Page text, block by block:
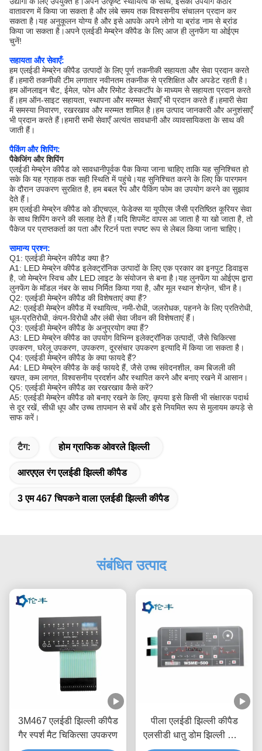
वातावरण में किया जा सकता है और लंबे समय तक विश्वसनीय संचालन प्रदान कर
सकता है।यह अनुकूलन योग्य है और इसे आपके अपने लोगो या ब्रांड नाम से ब्रांड
किया जा सकता है।अपने एलईडी मेम्ब्रेन कीपैड के लिए आज ही लुनफेंग या ओईएम
चुनें!
सहायता और सेवाएँ:
हम एलईडी मेम्ब्रेन कीपैड उत्पादों के लिए पूर्ण तकनीकी सहायता और सेवा प्रदान करते
हैं।हमारी तकनीकी टीम लगातार नवीनतम तकनीक से प्रशिक्षित और अपडेट रहती है।
हम ऑनलाइन चैट, ईमेल, फोन और रिमोट डेस्कटॉप के माध्यम से सहायता प्रदान करते
हैं।हम ऑन-साइट सहायता, स्थापना और मरम्मत सेवाएँ भी प्रदान करते हैं।हमारी सेवा
में समस्या निवारण, रखरखाव और मरम्मत शामिल है।हम उत्पाद जानकारी और अनुशंसाएँ
भी प्रदान करते हैं।हमारी सभी सेवाएँ अत्यंत सावधानी और व्यावसायिकता के साथ की
जाती हैं।
पैकिंग और शिपिंग:
पैकेजिंग और शिपिंग
एलईडी मेम्ब्रेन कीपैड को सावधानीपूर्वक पैक किया जाना चाहिए ताकि यह सुनिश्चित हो
सके कि यह ग्राहक तक सही स्थिति में पहुंचे।यह सुनिश्चित करने के लिए कि पारगमन
के दौरान उपकरण सुरक्षित है, हम बबल रैप और पैकिंग फोम का उपयोग करने का सुझाव
देते हैं।
हम एलईडी मेम्ब्रेन कीपैड को डीएचएल, फेडेक्स या यूपीएस जैसी प्रतिष्ठित कूरियर सेवा
के साथ शिपिंग करने की सलाह देते हैं।यदि शिपमेंट वापस आ जाता है या खो जाता है, तो
पैकेज पर प्राप्तकर्ता का पता और रिटर्न पता स्पष्ट रूप से लेबल किया जाना चाहिए।
सामान्य प्रश्न:
Q1: एलईडी मेम्ब्रेन कीपैड क्या है?
A1: LED मेम्ब्रेन कीपैड इलेक्ट्रॉनिक उत्पादों के लिए एक प्रकार का इनपुट डिवाइस
है, जो मेम्ब्रेन स्विच और LED लाइट के संयोजन से बना है।यह लुनफेंग या ओईएम द्वारा
लुनफेंग के मॉडल नंबर के साथ निर्मित किया गया है, और मूल स्थान शेन्ज़ेन, चीन है।
Q2: एलईडी मेम्ब्रेन कीपैड की विशेषताएं क्या हैं?
A2: एलईडी मेम्ब्रेन कीपैड में स्थायित्व, नमी-रोधी, जलरोधक, पहनने के लिए प्रतिरोधी,
धूल-प्रतिरोधी, कंपन-विरोधी और लंबी सेवा जीवन की विशेषताएं हैं।
Q3: एलईडी मेम्ब्रेन कीपैड के अनुप्रयोग क्या हैं?
A3: LED मेम्ब्रेन कीपैड का उपयोग विभिन्न इलेक्ट्रॉनिक उत्पादों, जैसे चिकित्सा
उपकरण, घरेलू उपकरण, उपकरण, दूरसंचार उपकरण इत्यादि में किया जा सकता है।
Q4: एलईडी मेम्ब्रेन कीपैड के क्या फायदे हैं?
A4: LED मेम्ब्रेन कीपैड के कई फायदे हैं, जैसे उच्च संवेदनशील, कम बिजली की
खपत, कम लागत, विश्वसनीय प्रदर्शन और स्थापित करने और बनाए रखने में आसान।
Q5: एलईडी मेम्ब्रेन कीपैड का रखरखाव कैसे करें?
A5: एलईडी मेम्ब्रेन कीपैड को बनाए रखने के लिए, कृपया इसे किसी भी संक्षारक पदार्थ
से दूर रखें, सीधी धूप और उच्च तापमान से बचें और इसे नियमित रूप से मुलायम कपड़े से
साफ करें।
टैग: होम ग्राफिक ओवरले झिल्ली
आरएएल रंग एलईडी झिल्ली कीपैड
3 एम 467 चिपकने वाला एलईडी झिल्ली कीपैड
संबंधित उत्पाद
3M467 एलईडी झिल्ली कीपैड
गैर स्पर्श मैट चिकित्सा उपकरण
पीला एलईडी झिल्ली कीपैड
एलसीडी धातु डोम झिल्ली स्विच
कीबोर्ड